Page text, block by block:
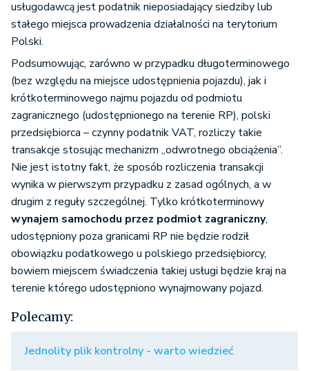
usługodawcą jest podatnik nieposiadający siedziby lub
stałego miejsca prowadzenia działalności na terytorium
Polski.
Podsumowując, zarówno w przypadku długoterminowego
(bez względu na miejsce udostępnienia pojazdu), jak i
krótkoterminowego najmu pojazdu od podmiotu
zagranicznego (udostępnionego na terenie RP), polski
przedsiębiorca – czynny podatnik VAT, rozliczy takie
transakcje stosując mechanizm „odwrotnego obciążenia”.
Nie jest istotny fakt, że sposób rozliczenia transakcji
wynika w pierwszym przypadku z zasad ogólnych, a w
drugim z reguły szczególnej. Tylko krótkoterminowy
wynajem samochodu przez podmiot zagraniczny,
udostępniony poza granicami RP nie będzie rodził
obowiązku podatkowego u polskiego przedsiębiorcy,
bowiem miejscem świadczenia takiej usługi będzie kraj na
terenie którego udostępniono wynajmowany pojazd.
Polecamy:
Jednolity plik kontrolny - warto wiedzieć